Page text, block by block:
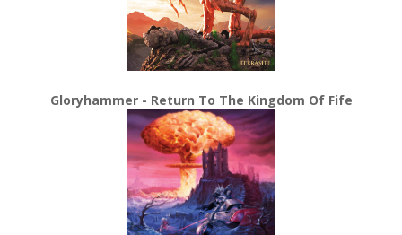
Gloryhammer - Return To The Kingdom Of Fife